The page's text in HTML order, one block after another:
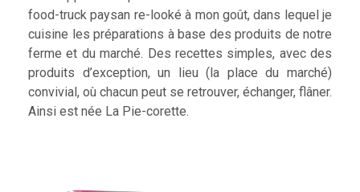
food-truck paysan re-looké à mon goût, dans lequel je
cuisine les préparations à base des produits de notre
ferme et du marché. Des recettes simples, avec des
produits d’exception, un lieu (la place du marché)
convivial, où chacun peut se retrouver, échanger, flâner.
Ainsi est née La Pie-corette.